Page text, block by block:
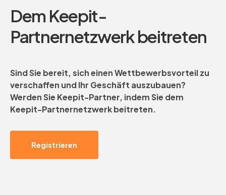
Dem Keepit-
Partnernetzwerk beitreten
Sind Sie bereit, sich einen Wettbewerbsvorteil zu
verschaffen und Ihr Geschäft auszubauen?
Werden Sie Keepit-Partner, indem Sie dem
Keepit-Partnernetzwerk beitreten.
Registrieren